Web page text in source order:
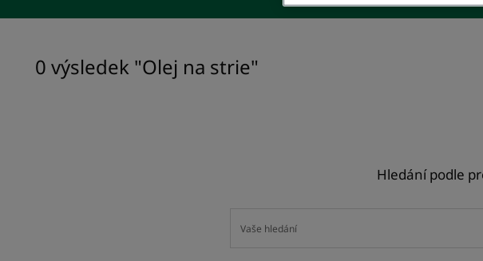
0 výsledek "Olej na strie"
Hledání podle